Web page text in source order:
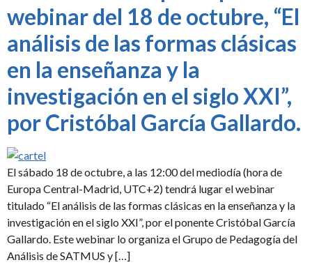
webinar del 18 de octubre, “El
análisis de las formas clásicas
en la enseñanza y la
investigación en el siglo XXI”,
por Cristóbal García Gallardo.
El sábado 18 de octubre, a las 12:00 del mediodía (hora de
Europa Central-Madrid, UTC+2) tendrá lugar el webinar
titulado “El análisis de las formas clásicas en la enseñanza y la
investigación en el siglo XXI”, por el ponente Cristóbal García
Gallardo. Este webinar lo organiza el Grupo de Pedagogía del
Análisis de SATMUS y […]